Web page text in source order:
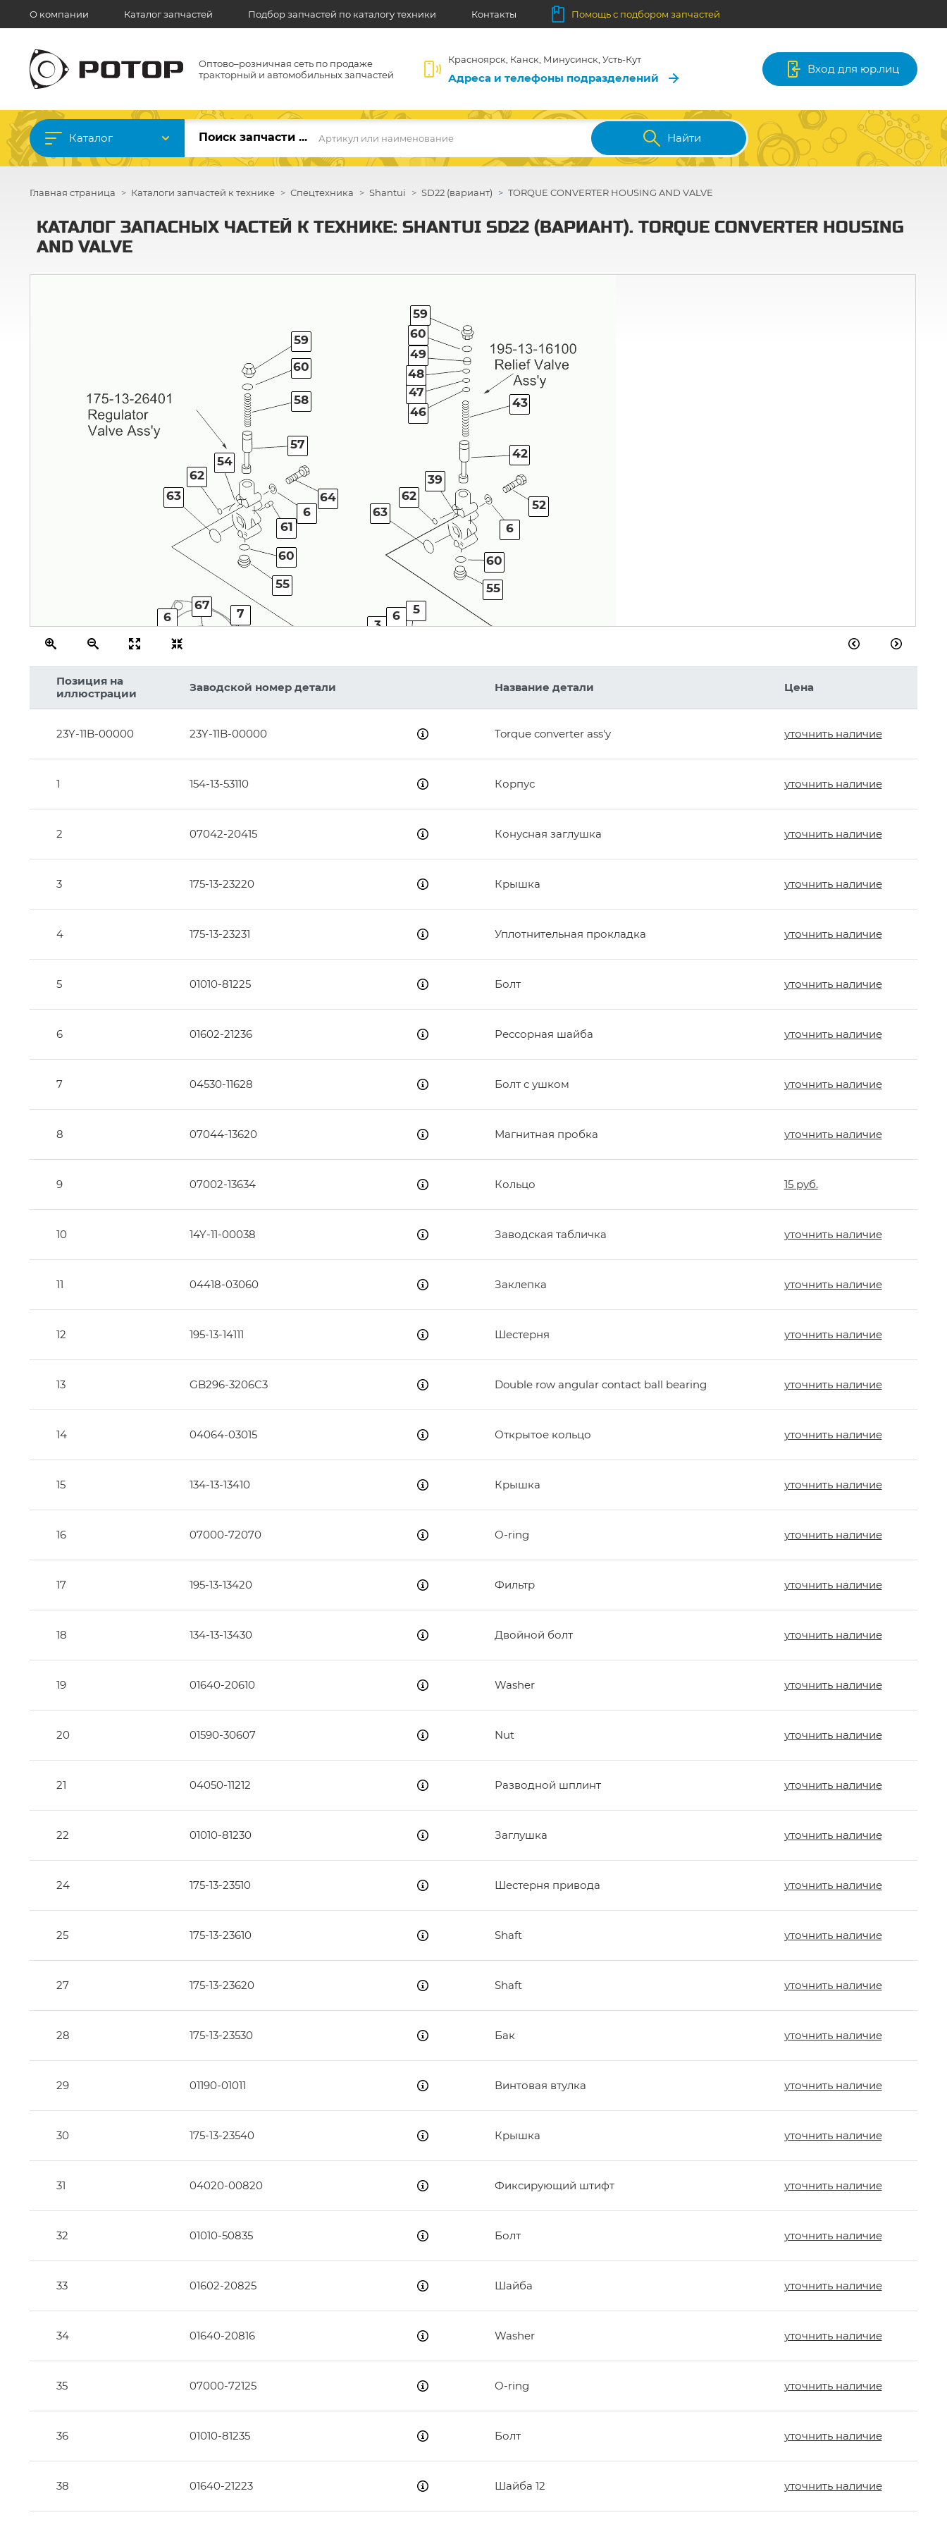
О компании Каталог запчастей Подбор запчастей по каталогу техники Контакты Помощь с подбором запчастей
Оптово–розничная сеть по продаже
тракторный и автомобильных запчастей
Красноярск, Канск, Минусинск, Усть-Кут
Адреса и телефоны подразделений
Вход для юр.лиц
Каталог Артикул или наименование Найти
Главная страница Каталоги запчастей к технике Спецтехника Shantui SD22 (вариант) TORQUE CONVERTER HOUSING AND VALVE
КАТАЛОГ ЗАПАСНЫХ ЧАСТЕЙ К ТЕХНИКЕ: SHANTUI SD22 (ВАРИАНТ). TORQUE CONVERTER HOUSING
AND VALVE
3
5
6
6
6
6
7
20 21
25
28
32
34
35
36
39
42
43
46
47
48
49
52
54
55 55
57
58
59
59
60
60 60
60
61
62
62
63
63 64
67
Позиция на
иллюстрации
Заводской номер детали Название детали Цена
23Y-11B-00000 23Y-11B-00000 Torque converter ass'y уточнить наличие
1 154-13-53110 Корпус уточнить наличие
2 07042-20415 Конусная заглушка уточнить наличие
3 175-13-23220 Крышка уточнить наличие
4 175-13-23231 Уплотнительная прокладка уточнить наличие
5 01010-81225 Болт уточнить наличие
6 01602-21236 Рессорная шайба уточнить наличие
7 04530-11628 Болт с ушком уточнить наличие
8 07044-13620 Магнитная пробка уточнить наличие
9 07002-13634 Кольцо 15 руб.
10 14Y-11-00038 Заводская табличка уточнить наличие
11 04418-03060 Заклепка уточнить наличие
12 195-13-14111 Шестерня уточнить наличие
13 GB296-3206C3 Double row angular contact ball bearing уточнить наличие
14 04064-03015 Открытое кольцо уточнить наличие
15 134-13-13410 Крышка уточнить наличие
16 07000-72070 O-ring уточнить наличие
17 195-13-13420 Фильтр уточнить наличие
18 134-13-13430 Двойной болт уточнить наличие
19 01640-20610 Washer уточнить наличие
20 01590-30607 Nut уточнить наличие
21 04050-11212 Разводной шплинт уточнить наличие
22 01010-81230 Заглушка уточнить наличие
24 175-13-23510 Шестерня привода уточнить наличие
25 175-13-23610 Shaft уточнить наличие
27 175-13-23620 Shaft уточнить наличие
28 175-13-23530 Бак уточнить наличие
29 01190-01011 Винтовая втулка уточнить наличие
30 175-13-23540 Крышка уточнить наличие
31 04020-00820 Фиксирующий штифт уточнить наличие
32 01010-50835 Болт уточнить наличие
33 01602-20825 Шайба уточнить наличие
34 01640-20816 Washer уточнить наличие
35 07000-72125 O-ring уточнить наличие
36 01010-81235 Болт уточнить наличие
38 01640-21223 Шайба 12 уточнить наличие